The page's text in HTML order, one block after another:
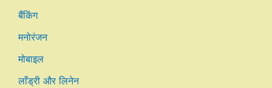
बैंकिंग
मनोरंजन
मोबाइल
लाँड्री और लिनेन